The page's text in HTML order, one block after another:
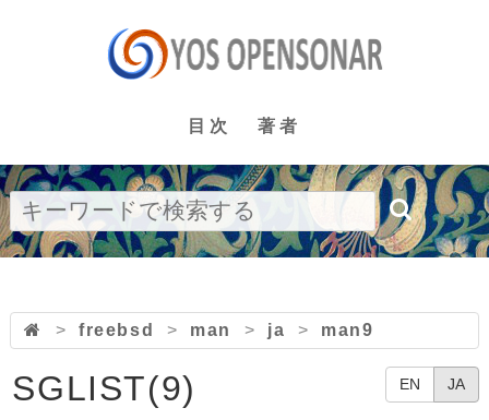
目次 著者
> freebsd > man > ja > man9
EN JA
SGLIST(9)